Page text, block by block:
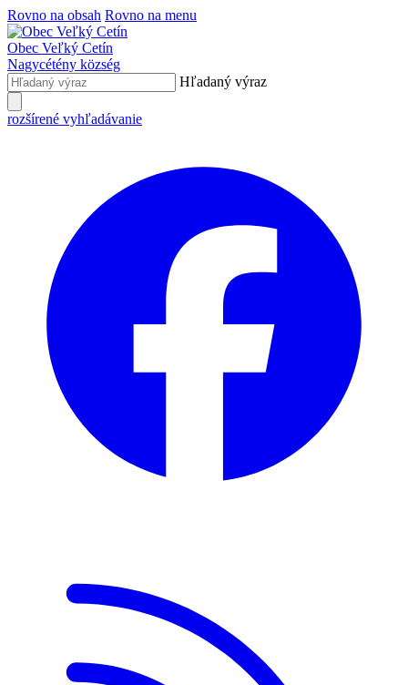
Rovno na obsah Rovno na menu
Obec Veľký Cetín
Nagycétény község
Hľadaný výraz
rozšírené vyhľadávanie